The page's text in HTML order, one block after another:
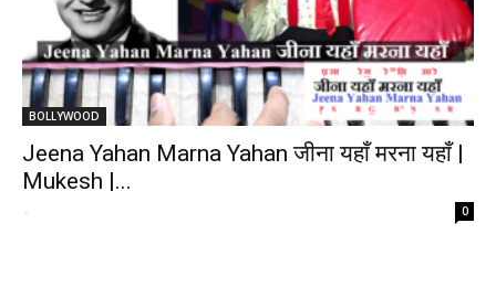
BOLLYWOOD
Jeena Yahan Marna Yahan जीना यहाँ मरना यहाँ |
Mukesh |...
- 0